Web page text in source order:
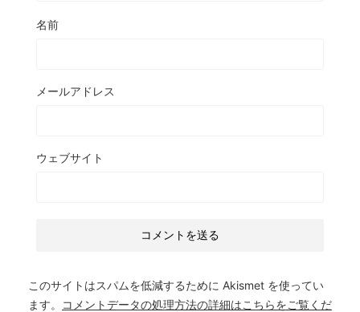
名前
メールアドレス
ウェブサイト
このサイトはスパムを低減するために Akismet を使ってい
ます。
コメントデータの処理方法の詳細はこちらをご覧くだ